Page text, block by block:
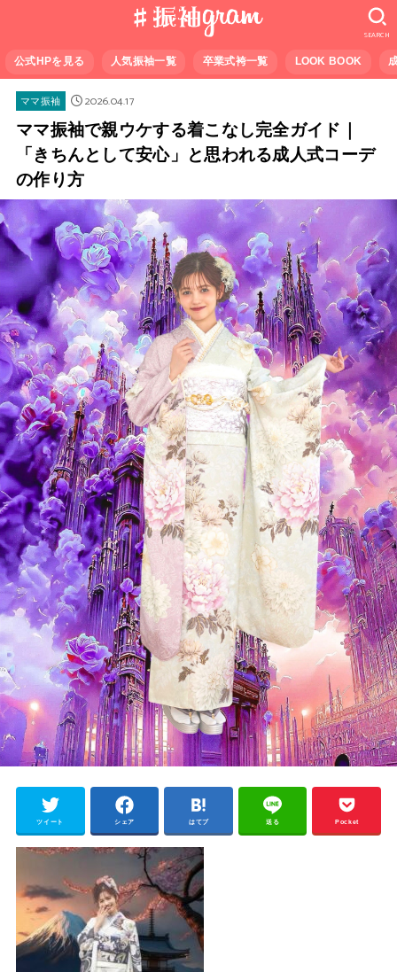
公式HPを見る 人気振袖一覧 卒業式袴一覧 LOOK BOOK
SEARCH
ママ振袖
2026.04.17
ママ振袖で親ウケする着こなし完全ガイド｜
「きちんとして安心」と思われる成人式コーデ
の作り方
ツイート シェア はてブ 送る Pocket